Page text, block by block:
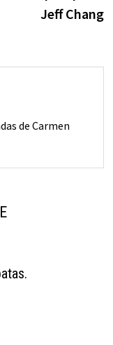
Jeff Chang
de Carmen